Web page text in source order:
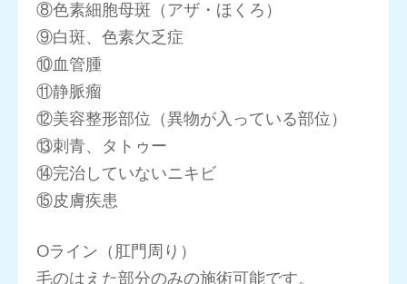
⑧色素細胞母斑（アザ・ほくろ）
⑨白斑、色素欠乏症
⑩血管腫
⑪静脈瘤
⑫美容整形部位（異物が入っている部位）
⑬刺青、タトゥー
⑭完治していないニキビ
⑮皮膚疾患
Oライン（肛門周り）
毛のはえた部分のみの施術可能です。